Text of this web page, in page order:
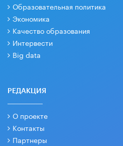
Образовательная политика
Экономика
Качество образования
Интервести
Big data
РЕДАКЦИЯ
О проекте
Контакты
Партнеры